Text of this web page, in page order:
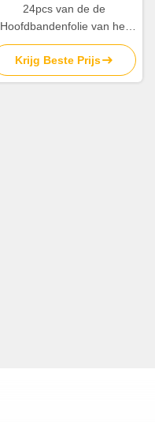
24pcs van de de
Hoofdbandenfolie van het
jong geitjebeeldverhaal
Opblaasbare Dierlijke de
Ballonsoem
Krijg Beste Prijs